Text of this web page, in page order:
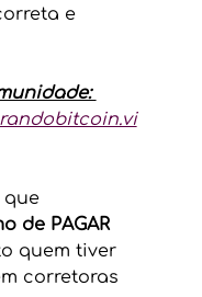
e
que
de PAGAR
quem tiver
corretoras